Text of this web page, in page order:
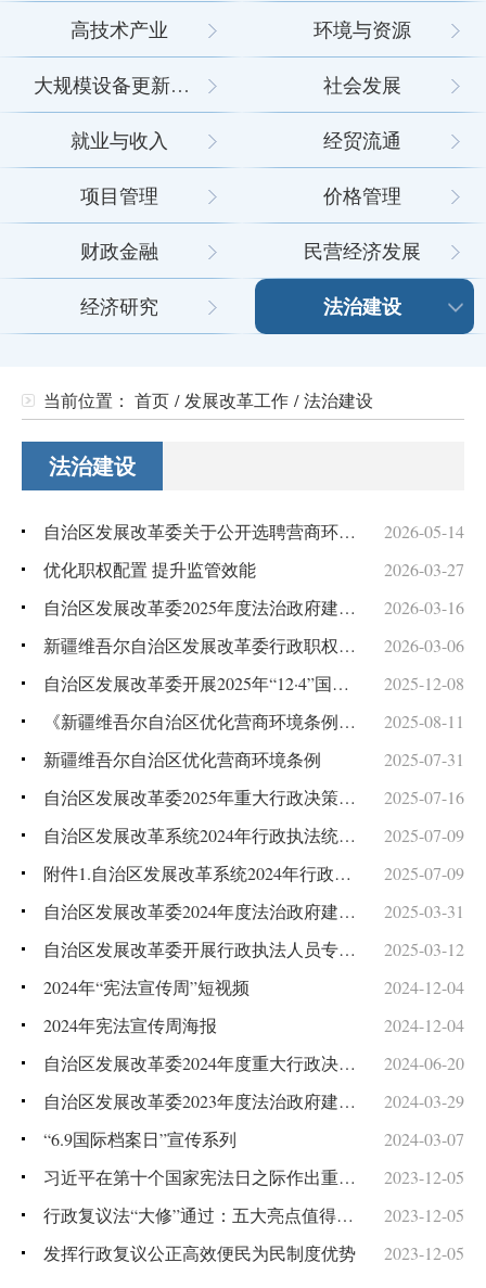
高技术产业 环境与资源
大规模设备更新和消费品以旧换新 社会发展
就业与收入 经贸流通
项目管理 价格管理
财政金融 民营经济发展
经济研究 法治建设
当前位置： 首页 / 发展改革工作 /法治建设
法治建设
2026-05-14
自治区发展改革委关于公开选聘营商环境监测站（点）的公告
2026-03-27
优化职权配置 提升监管效能
2026-03-16
自治区发展改革委2025年度法治政府建设情况报告
2026-03-06
新疆维吾尔自治区发展改革委行政职权事项委托协议书
2025-12-08
自治区发展改革委开展2025年“12·4”国家宪法日和“宪法宣传周”“与法同行”宣讲活动
2025-08-11
《新疆维吾尔自治区优化营商环境条例》宣传解读
2025-07-31
新疆维吾尔自治区优化营商环境条例
2025-07-16
自治区发展改革委2025年重大行政决策事项目录
2025-07-09
自治区发展改革系统2024年行政执法统计年报汇总表
2025-07-09
附件1.自治区发展改革系统2024年行政执法统计年报汇总表
2025-03-31
自治区发展改革委2024年度法治政府建设情况报告
2025-03-12
自治区发展改革委开展行政执法人员专题培训
2024-12-04
2024年“宪法宣传周”短视频
2024-12-04
2024年宪法宣传周海报
2024-06-20
自治区发展改革委2024年度重大行政决策事项目录
2024-03-29
自治区发展改革委2023年度法治政府建设情况报告
2024-03-07
“6.9国际档案日”宣传系列
2023-12-05
习近平在第十个国家宪法日之际作出重要指示强调坚定维护宪法权威和尊严推动宪法完善和发展更好发挥宪法在治国理政中的重要作用赵乐际出席国家宪法日座谈会并讲话
2023-12-05
行政复议法“大修”通过：五大亮点值得关注
2023-12-05
发挥行政复议公正高效便民为民制度优势